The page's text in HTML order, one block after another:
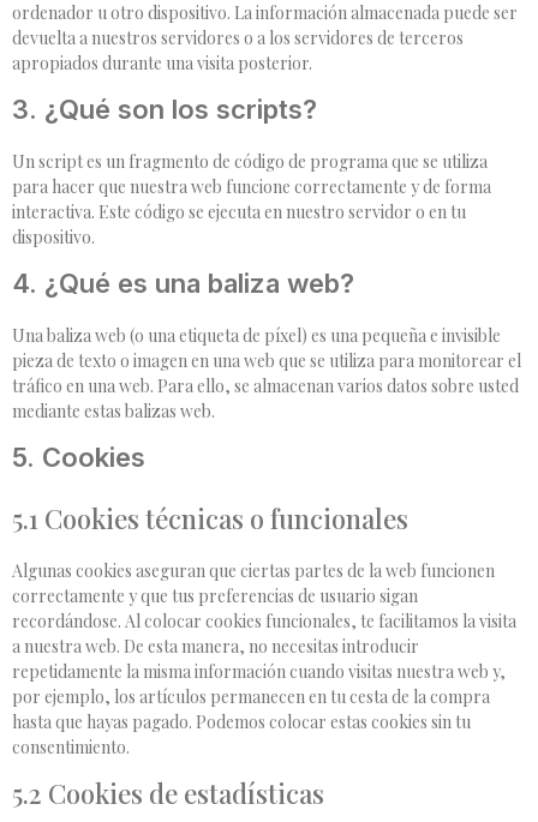
ordenador u otro dispositivo. La información almacenada puede ser
devuelta a nuestros servidores o a los servidores de terceros
apropiados durante una visita posterior.
3. ¿Qué son los scripts?
Un script es un fragmento de código de programa que se utiliza
para hacer que nuestra web funcione correctamente y de forma
interactiva. Este código se ejecuta en nuestro servidor o en tu
dispositivo.
4. ¿Qué es una baliza web?
Una baliza web (o una etiqueta de píxel) es una pequeña e invisible
pieza de texto o imagen en una web que se utiliza para monitorear el
tráfico en una web. Para ello, se almacenan varios datos sobre usted
mediante estas balizas web.
5. Cookies
5.1 Cookies técnicas o funcionales
Algunas cookies aseguran que ciertas partes de la web funcionen
correctamente y que tus preferencias de usuario sigan
recordándose. Al colocar cookies funcionales, te facilitamos la visita
a nuestra web. De esta manera, no necesitas introducir
repetidamente la misma información cuando visitas nuestra web y,
por ejemplo, los artículos permanecen en tu cesta de la compra
hasta que hayas pagado. Podemos colocar estas cookies sin tu
consentimiento.
5.2 Cookies de estadísticas